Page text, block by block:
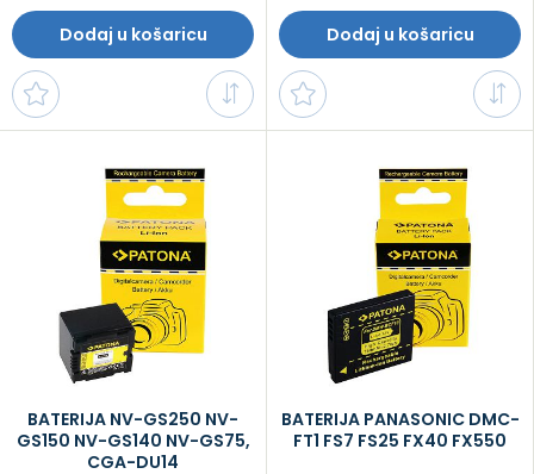
Dodaj u košaricu Dodaj u košaricu
BATERIJA NV-GS250 NV-
GS150 NV-GS140 NV-GS75,
CGA-DU14
BATERIJA PANASONIC DMC-
FT1 FS7 FS25 FX40 FX550